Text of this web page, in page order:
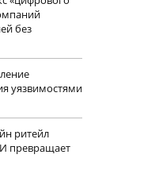
без
уязвимостями
ритейл
превращает